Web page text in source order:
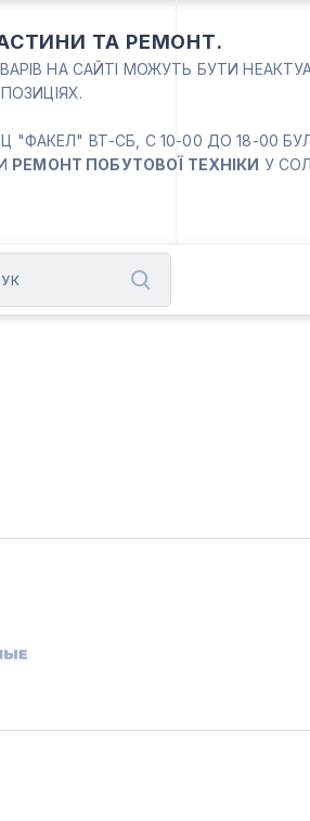
ТА РЕМОНТ.
НА САЙТІ МОЖУТЬ БУТИ
ВТ-СБ, С 10-00 ДО 18-00
РЕМОНТ ПОБУТОВОЇ ТЕХНІКИ У